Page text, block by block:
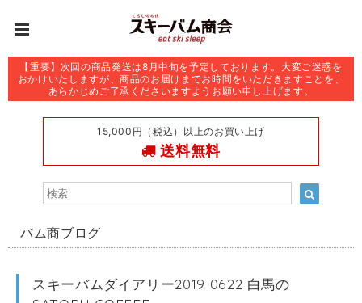
【重要】次回の商品発送は8月中旬を予定しております。大変ご迷惑を
おかけいたしますが、商品のお届けまでお時間をいただきますことを、
あらかじめご了承くださいますようお願い申し上げます。
15,000円（税込）以上のお買い上げ
送料無料
バム商ブログ
スキーバムダイアリー2019 0622 白馬の